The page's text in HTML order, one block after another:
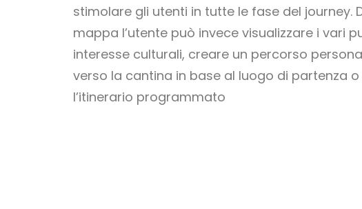
stimolare gli utenti in tutte le fase del journey.
mappa l’utente può invece visualizzare i vari
interesse culturali, creare un percorso
verso la cantina in base al luogo di partenza
l’itinerario programmato